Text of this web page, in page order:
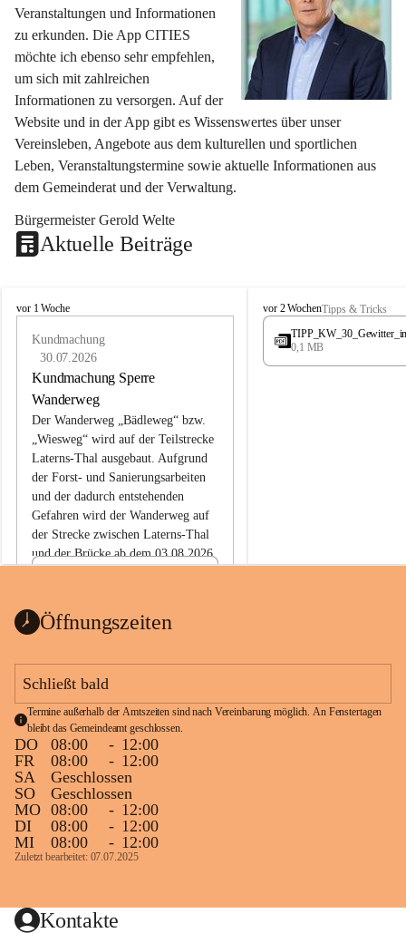
Veranstaltungen und Informationen
zu erkunden. Die App CITIES
möchte ich ebenso sehr empfehlen,
um sich mit zahlreichen
Informationen zu versorgen. Auf der
Website und in der App gibt es Wissenswertes über unser
Vereinsleben, Angebote aus dem kulturellen und sportlichen
Leben, Veranstaltungstermine sowie aktuelle Informationen aus
dem Gemeinderat und der Verwaltung.
Bürgermeister Gerold Welte
Aktuelle Beiträge
L
vor 1 Woche
Kundmachung
30.07.2026
Kundmachung Sperre
Wanderweg
Der Wanderweg „Bädleweg“ bzw.
„Wiesweg“ wird auf der Teilstrecke
Laterns-Thal ausgebaut. Aufgrund
der Forst- und Sanierungsarbeiten
und der dadurch entstehenden
Gefahren wird der Wanderweg auf
der Strecke zwischen Laterns-Thal
und der Brücke ab dem 03.08.2026
ht
1 Seite•0,1 MB
L
a
e
vor 2 WochenTipps & Tricks
0,1 MB
Öffnungszeiten
Schließt bald
Termine außerhalb der Amtszeiten sind nach Vereinbarung möglich. An Fenstertagen
bleibt das Gemeindeamt geschlossen.
DO 08:00 - 12:00
FR
08:00 - 12:00
SA
Geschlossen
SO
Geschlossen
MO 08:00 - 12:00
DI
08:00 - 12:00
MI
08:00 - 12:00
Zuletzt bearbeitet: 07.07.2025
Kontakte